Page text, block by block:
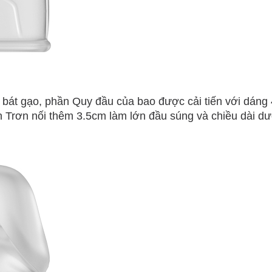
gạo, phần Quy đầu của bao được cải tiến với dáng
nối thêm 3.5cm làm lớn đầu súng và chiều dài